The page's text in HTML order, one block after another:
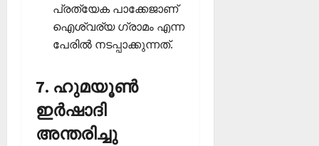
പ്രത്യേക പാക്കേജാണ്
ഐശ്വര്യ ഗ്രാമം എന്ന
പേരില്‍ നടപ്പാക്കുന്നത്.
7. ഹുമയൂണ്‍
ഇര്‍ഷാദി
അന്തരിച്ചു